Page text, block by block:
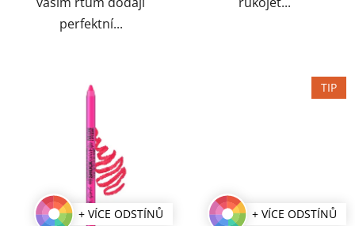
perfektní...
+ VÍCE ODSTÍNŮ
TIP
+ VÍCE ODSTÍNŮ